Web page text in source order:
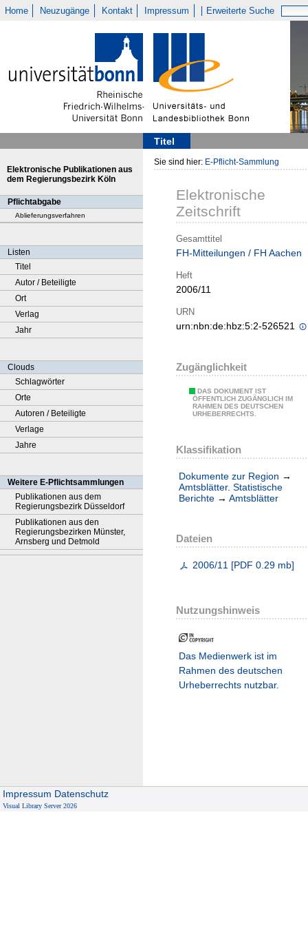
Home Neuzugänge Kontakt Impressum Erweiterte Suche
Titel
Elektronische Publikationen aus
dem Regierungsbezirk Köln
Pflichtabgabe
Ablieferungsverfahren
Listen
Titel
Autor / Beteiligte
Ort
Verlag
Jahr
Clouds
Schlagwörter
Orte
Autoren / Beteiligte
Verlage
Jahre
Weitere E-Pflichtsammlungen
Publikationen aus dem
Regierungsbezirk Düsseldorf
Publikationen aus den
Regierungsbezirken Münster,
Arnsberg und Detmold
Sie sind hier: E-Pflicht-Sammlung
Elektronische
Zeitschrift
Gesamttitel
FH-Mitteilungen / FH Aachen
Heft
2006/11
URN
urn:nbn:de:hbz:5:2-526521
Zugänglichkeit
DAS DOKUMENT IST
ÖFFENTLICH ZUGÄNGLICH IM
RAHMEN DES DEUTSCHEN
URHEBERRECHTS.
Klassifikation
Dokumente zur Region →
Amtsblätter. Statistische
Berichte → Amtsblätter
Dateien
2006/11 [PDF 0.29 mb]
Nutzungshinweis
Das Medienwerk ist im
Rahmen des deutschen
Urheberrechts nutzbar.
Impressum Datenschutz
Visual Library Server 2026